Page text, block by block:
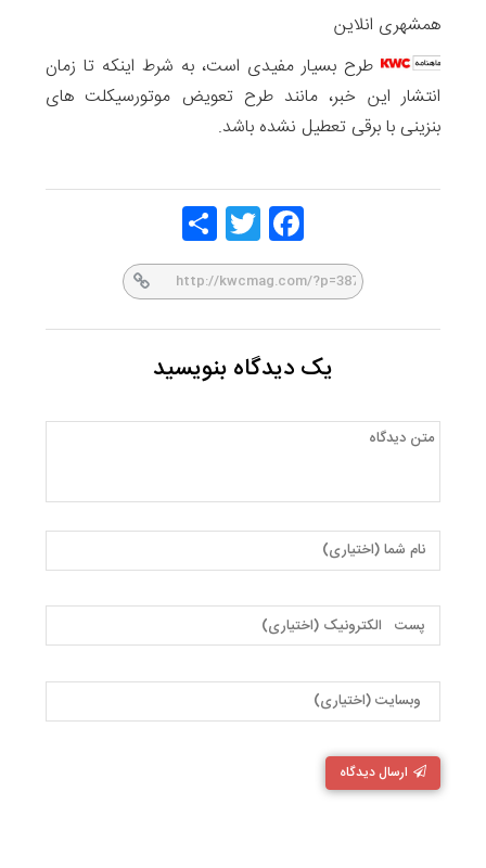
همشهری انلاین
طرح بسیار مفیدی است، به شرط اینکه تا زمان
انتشار این خبر، مانند طرح تعویض موتورسیکلت های
بنزینی با برقی تعطیل نشده باشد.
Face
Twitt
یک دیدگاه بنویسید
ارسال دیدگاه